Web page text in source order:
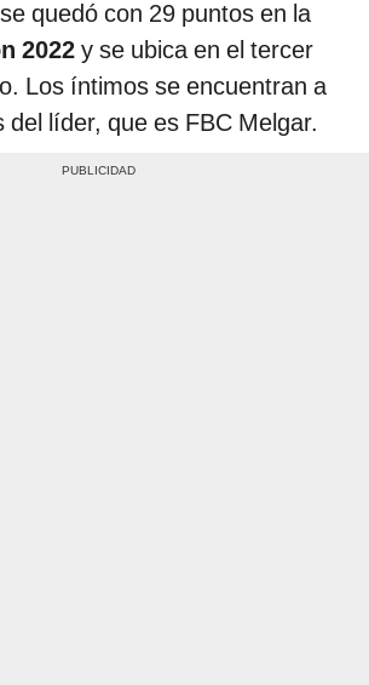
quedó con 29 puntos en la
2022 y se ubica en el tercer
Los íntimos se encuentran a
del líder, que es FBC Melgar.